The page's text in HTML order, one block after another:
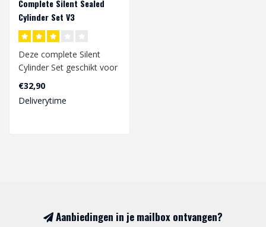
Complete Silent Sealed
Cylinder Set V3
Deze complete Silent
Cylinder Set geschikt voor
V3 gearbox bestaat uit
een Cyind..
€32,90
Deliverytime
Aanbiedingen in je mailbox ontvangen?